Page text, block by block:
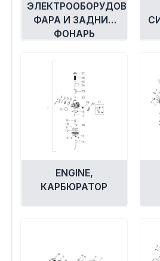
ЭЛЕКТРООБОРУДОВАНИЕ,
ФАРА И ЗАДНИЙ
ФОНАРЬ
ENGINE,
КАРБЮРАТОР